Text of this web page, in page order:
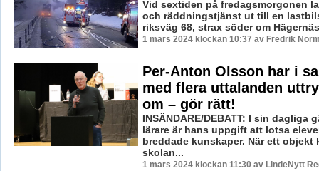
Vid sextiden på fredagsmorgonen
och räddningstjänst ut till en
riksväg 68, strax söder om
1 mars 2024 klockan 10:37 av Fredrik
Per-Anton Olsson har i
med flera uttalanden
om – gör rätt!
INSÄNDARE/DEBATT: I sin dagliga
lärare är hans uppgift att lotsa
breddade kunskaper. När ett objekt
skolan...
1 mars 2024 klockan 11:30 av LindeNytt